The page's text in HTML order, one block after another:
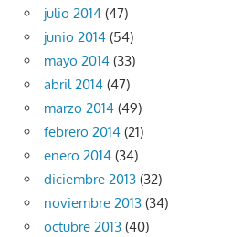
julio 2014 (47)
junio 2014 (54)
mayo 2014 (33)
abril 2014 (47)
marzo 2014 (49)
febrero 2014 (21)
enero 2014 (34)
diciembre 2013 (32)
noviembre 2013 (34)
octubre 2013 (40)